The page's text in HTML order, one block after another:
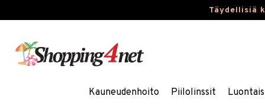
Täydellisiä
Kauneudenhoito Piilolinssit